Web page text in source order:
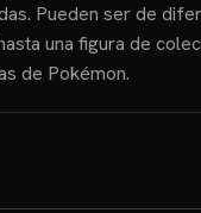
Pueden ser de
una figura de
de Pokémon.